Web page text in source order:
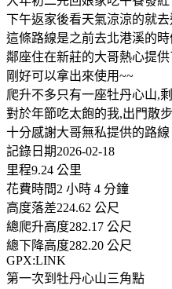
下午返家後看天氣涼涼的就
這條路線是之前去北港溪的時
鄰座住在新莊的大哥熱心提
剛好可以拿出來使用~~
爬升不多只有一座牡丹心山,
對於年節吃太飽的我,出門散
十分感謝大哥無私提供的路線
記錄日期2026-02-18
里程9.24 公里
花費時間2 小時 4 分鐘
高度落差224.62 公尺
總爬升高度282.17 公尺
總下降高度282.20 公尺
GPX:LINK
第一次到牡丹心山三角點